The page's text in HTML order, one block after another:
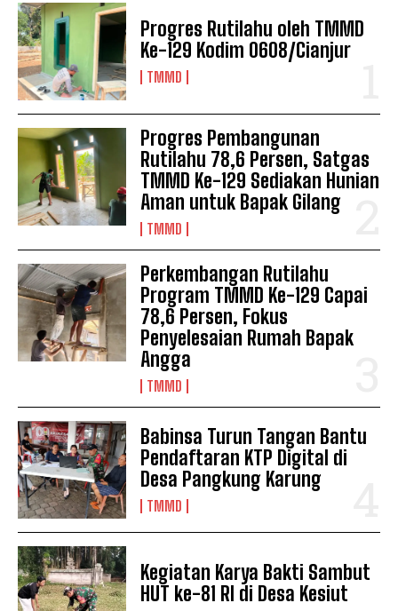
Progres Rutilahu oleh TMMD
Ke-129 Kodim 0608/Cianjur
TMMD
Progres Pembangunan
Rutilahu 78,6 Persen, Satgas
TMMD Ke-129 Sediakan Hunian
Aman untuk Bapak Gilang
TMMD
Perkembangan Rutilahu
Program TMMD Ke-129 Capai
78,6 Persen, Fokus
Penyelesaian Rumah Bapak
Angga
TMMD
Babinsa Turun Tangan Bantu
Pendaftaran KTP Digital di
Desa Pangkung Karung
TMMD
Kegiatan Karya Bakti Sambut
HUT ke-81 RI di Desa Kesiut